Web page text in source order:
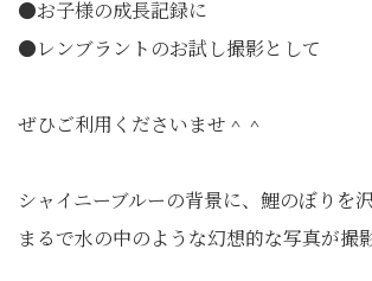
●お子様の成長記録に
●レンブラントのお試し撮影として
ぜひご利用くださいませ＾＾
シャイニーブルーの背景に、鯉のぼりを
まるで水の中のような幻想的な写真が撮